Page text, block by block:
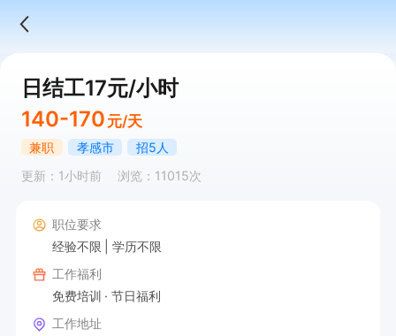
日结工17元/小时
140-170 元/天
兼职 孝感市
招5人
更新：1小时前
浏览：11015次
职位要求
经验不限
学历不限
工作福利
免费培训
节日福利
工作地址